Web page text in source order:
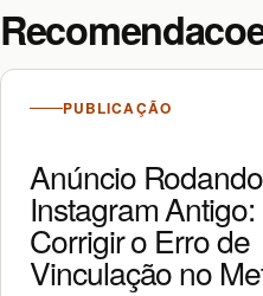
PUBLICAÇÃO
Anúncio
Instagram
Corrigir o Erro de
Vinculação no